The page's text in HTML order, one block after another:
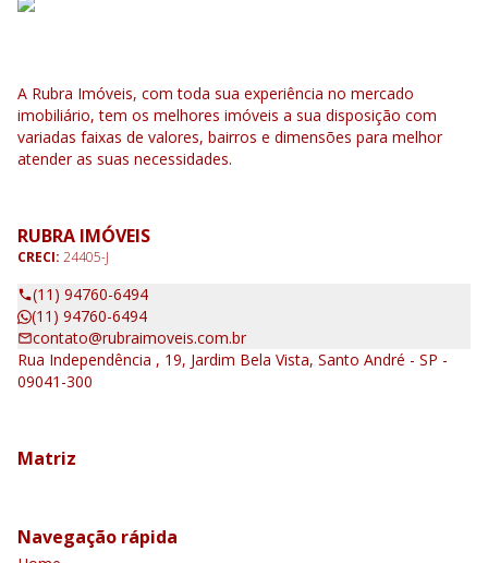
A Rubra Imóveis, com toda sua experiência no mercado
imobiliário, tem os melhores imóveis a sua disposição com
variadas faixas de valores, bairros e dimensões para melhor
atender as suas necessidades.
RUBRA IMÓVEIS
CRECI: 24405-J
(11) 94760-6494
(11) 94760-6494
contato@rubraimoveis.com.br
Rua Independência , 19, Jardim Bela Vista, Santo André - SP -
09041-300
Matriz
Navegação rápida